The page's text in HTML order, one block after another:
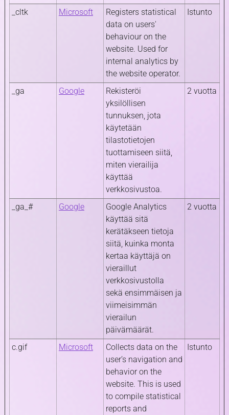
_cltk Microsoft
Registers statistical
data on users'
behaviour on the
website. Used for
internal analytics by
the website operator.
Istunto
_ga Google
Rekisteröi
yksilöllisen
tunnuksen, jota
käytetään
tilastotietojen
tuottamiseen siitä,
miten vierailija
käyttää
verkkosivustoa.
2 vuotta
_ga_# Google
Google Analytics
käyttää sitä
kerätäkseen tietoja
siitä, kuinka monta
kertaa käyttäjä on
vieraillut
verkkosivustolla
sekä ensimmäisen ja
viimeisimmän
vierailun
päivämäärät.
2 vuotta
c.gif Microsoft
Collects data on the
user’s navigation and
behavior on the
website. This is used
to compile statistical
reports and
Istunto